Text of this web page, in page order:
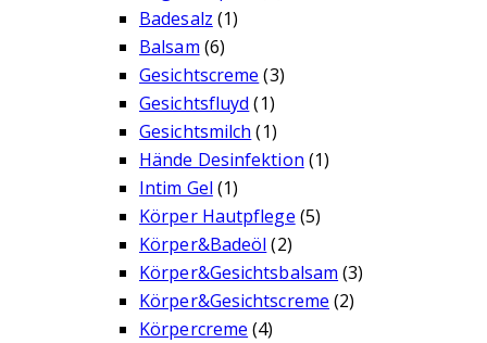
Badesalz (1)
Balsam (6)
Gesichtscreme (3)
Gesichtsfluyd (1)
Gesichtsmilch (1)
Hände Desinfektion (1)
Intim Gel (1)
Körper Hautpflege (5)
Körper&Badeöl (2)
Körper&Gesichtsbalsam (3)
Körper&Gesichtscreme (2)
Körpercreme (4)